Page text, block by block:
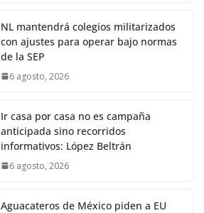
NL mantendrá colegios militarizados
con ajustes para operar bajo normas
de la SEP
6 agosto, 2026
Ir casa por casa no es campaña
anticipada sino recorridos
informativos: López Beltrán
6 agosto, 2026
Aguacateros de México piden a EU